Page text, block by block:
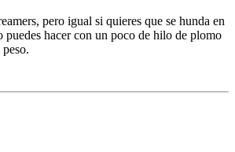
pero igual si quieres que se hunda en
puedes hacer con un poco de hilo de plomo